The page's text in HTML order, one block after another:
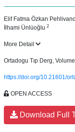
Elif Fatma Özkan
İlhami Ünlüoğlu 2
More Detail
Ortadogu Tıp Derg,
https://doi.org/10.21601/
OPEN ACCESS
Download Full